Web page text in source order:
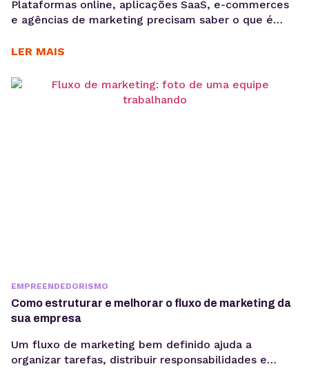
Plataformas online, aplicações SaaS, e-commerces
e agências de marketing precisam saber o que é
sensíveis, o que aumenta a exposição a riscos
uma questão jurídica, mas uma camada crítica de
arquitetura, governança e gestão de risco. Em
LER MAIS
EMPREENDEDORISMO
Como estruturar e melhorar o fluxo de marketing da
sua empresa
Um fluxo de marketing bem definido ajuda a
organizar tarefas, distribuir responsabilidades e